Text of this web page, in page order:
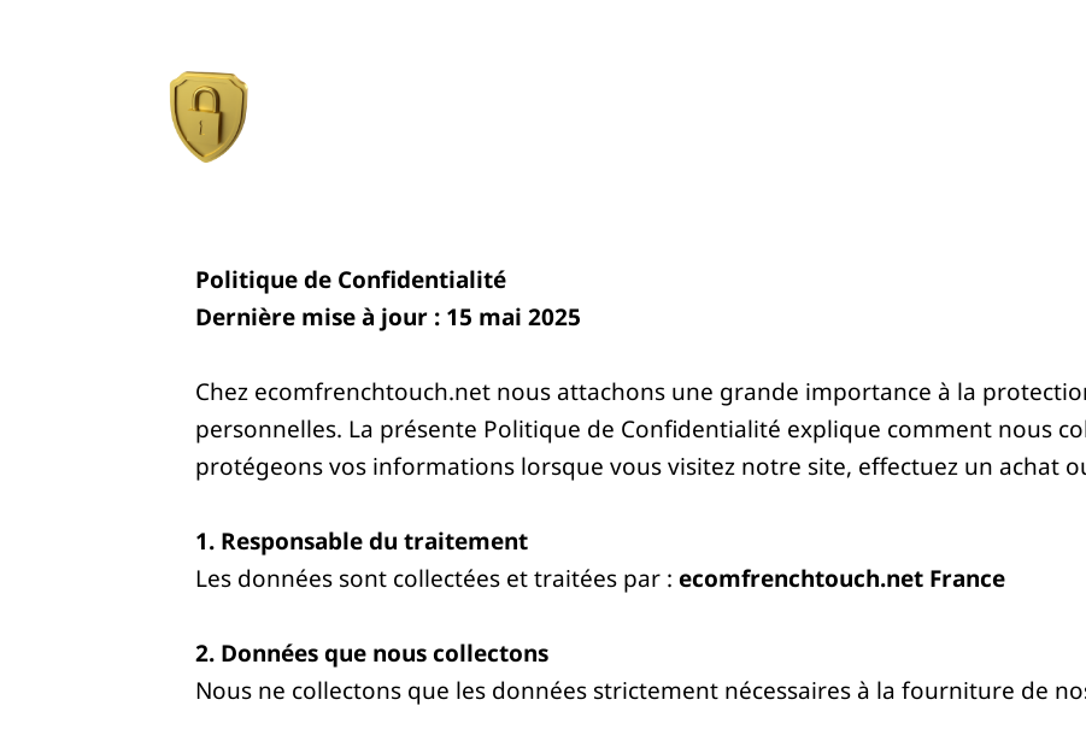
Politique de Confidentialité
Dernière mise à jour : 15 mai 2025
Chez ecomfrenchtouch.net nous attachons une grande importance à la
personnelles. La présente Politique de Confidentialité explique comment nous
protégeons vos informations lorsque vous visitez notre site, effectuez un achat
1. Responsable du traitement
Les données sont collectées et traitées par : ecomfrenchtouch.net France
2. Données que nous collectons
Nous ne collectons que les données strictement nécessaires à la fourniture de